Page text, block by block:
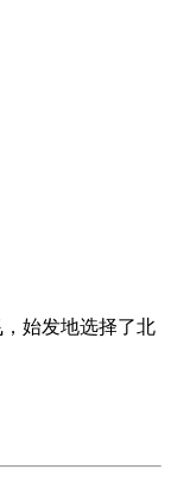
始发地选择了北